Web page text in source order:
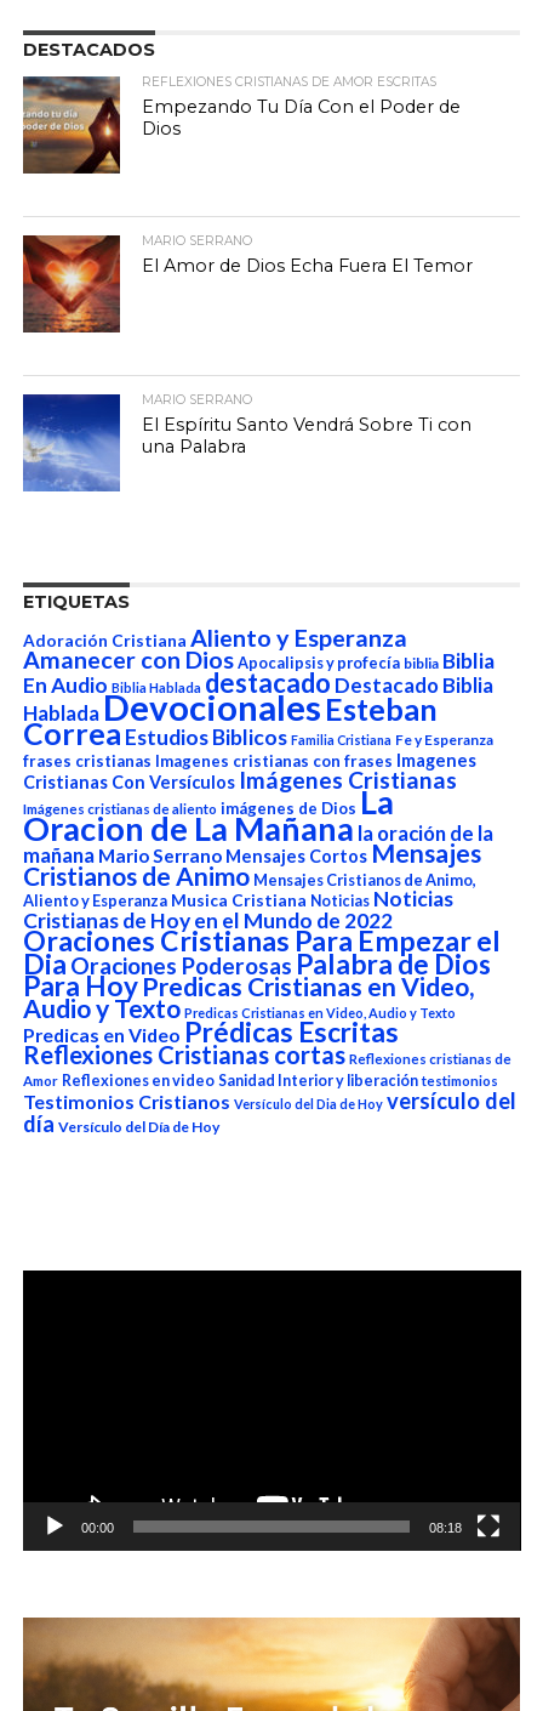
DESTACADOS
REFLEXIONES CRISTIANAS DE AMOR ESCRITAS
Empezando Tu Día Con el Poder de
Dios
MARIO SERRANO
El Amor de Dios Echa Fuera El Temor
MARIO SERRANO
El Espíritu Santo Vendrá Sobre Ti con
una Palabra
ETIQUETAS
Adoración Cristiana Aliento y Esperanza
Amanecer con Dios Apocalipsis y profecía biblia Biblia
En Audio Biblia Hablada destacado Destacado Biblia
HabladaDevocionalesEsteban
Correa Estudios Biblicos Familia Cristiana Fe y Esperanza
frases cristianas Imagenes cristianas con frases Imagenes
Cristianas Con Versículos Imágenes Cristianas
Imágenes cristianas de aliento imágenes de Dios La
Oracion de La Mañana la oración de la
mañana Mario Serrano Mensajes Cortos Mensajes
Cristianos de Animo Mensajes Cristianos de Animo,
Aliento y Esperanza Musica Cristiana Noticias Noticias
Cristianas de Hoy en el Mundo de 2022
Oraciones Cristianas Para Empezar el
DiaOraciones Poderosas Palabra de Dios
Para Hoy Predicas Cristianas en Video,
Audio y Texto Predicas Cristianas en Video, Audio y Texto
Predicas en Video Prédicas Escritas
Reflexiones Cristianas cortas Reflexiones cristianas de
Amor Reflexiones en video Sanidad Interior y liberación testimonios
Testimonios Cristianos Versículo del Dia de Hoy versículo del
día Versículo del Día de Hoy
Reproductor
00:00 08:18